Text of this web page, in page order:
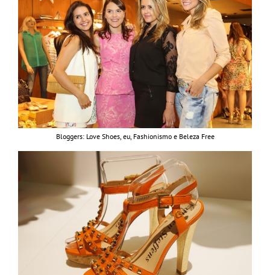
Bloggers: Love Shoes, eu, Fashionismo e Beleza Free